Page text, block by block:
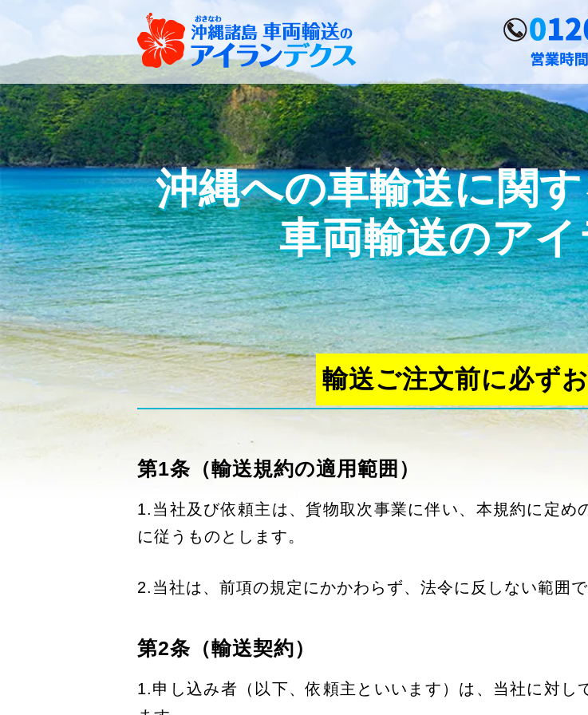
沖縄への車輸送に関
車両輸送のア
輸送ご注文前に必ず
第1条（輸送規約の適用範囲）
1.当社及び依頼主は、貨物取次事業に伴い、本規約に定め
に従うものとします。
2.当社は、前項の規定にかかわらず、法令に反しない範囲
第2条（輸送契約）
1.申し込み者（以下、依頼主といいます）は、当社に対し